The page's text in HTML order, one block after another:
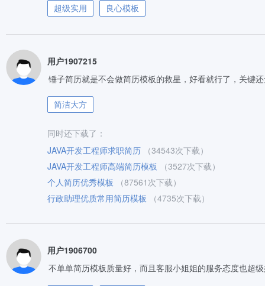
超级实用 良心模板
用户1907215
锤子简历就是不会做简历模板的救星，好看就行了，关键
简洁大方
同时还下载了：
JAVA开发工程师求职简历
（34543次下载）
JAVA开发工程师高端简历模板
（3527次下载）
个人简历优秀模板
（87561次下载）
行政助理优质常用简历模板
（4735次下载）
用户1906700
不单单简历模板质量好，而且客服小姐姐的服务态度也超